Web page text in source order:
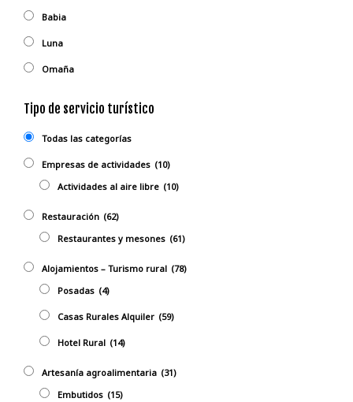
Babia
Luna
Omaña
Tipo de servicio turístico
Todas las categorías
Empresas de actividades (10)
Actividades al aire libre (10)
Restauración (62)
Restaurantes y mesones (61)
Alojamientos – Turismo rural (78)
Posadas (4)
Casas Rurales Alquiler (59)
Hotel Rural (14)
Artesanía agroalimentaria (31)
Embutidos (15)